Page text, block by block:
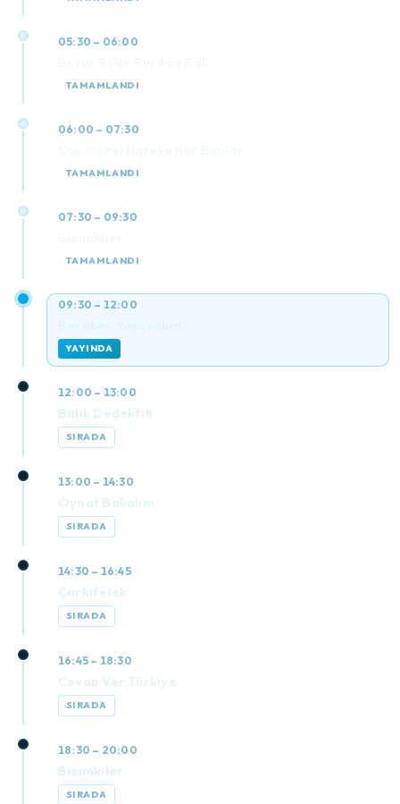
05:30 – 06:00
TAMAMLANDI
06:00 – 07:30
TAMAMLANDI
07:30 – 09:30
TAMAMLANDI
09:30 – 12:00
YAYINDA
12:00 – 13:00
Balık Dedektifi
SIRADA
13:00 – 14:30
Oynat Bakalım
SIRADA
14:30 – 16:45
Çarkıfelek
SIRADA
16:45 – 18:30
Cevap Ver Türkiye
SIRADA
18:30 – 20:00
Bizimkiler
SIRADA